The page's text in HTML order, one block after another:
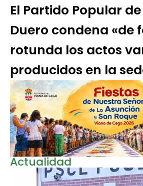
El Partido Popular
Duero condena «de
rotunda los actos
producidos en la
Actualidad